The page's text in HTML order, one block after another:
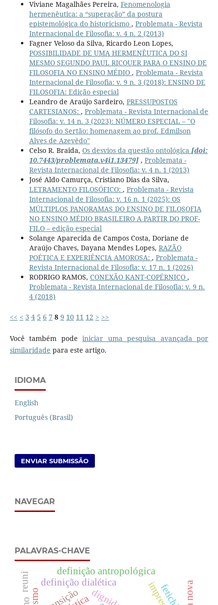
Viviane Magalhães Pereira, Fenomenologia
hermenêutica: a “superação” da postura
epistemológica do historicismo , Problemata - Revista
Internacional de Filosofia: v. 4 n. 2 (2013)
Fagner Veloso da Silva, Ricardo Leon Lopes,
POSSIBILIDADE DE UMA HERMENÊUTICA DO SI
MESMO SEGUNDO PAUL RICOUER PARA O ENSINO DE
FILOSOFIA NO ENSINO MÉDIO , Problemata - Revista
Internacional de Filosofia: v. 9 n. 3 (2018): ENSINO DE
FILOSOFIA: Edição especial
Leandro de Araújo Sardeiro, PRESSUPOSTOS
CARTESIANOS: , Problemata - Revista Internacional de
Filosofia: v. 14 n. 3 (2023): NÚMERO ESPECIAL – "O
filósofo do Sertão: homenagem ao prof. Edmilson
Alves de Azevêdo"
Celso R. Braida, Os desvios da questão ontológica [doi:
10.7443/problemata.v4i1.13479], Problemata -
Revista Internacional de Filosofia: v. 4 n. 1 (2013)
José Aldo Camurça, Cristiano Dias da Silva,
LETRAMENTO FILOSÓFICO: , Problemata - Revista
Internacional de Filosofia: v. 16 n. 1 (2025): OS
MÚLTIPLOS PANORAMAS DO ENSINO DE FILOSOFIA
NO ENSINO MÉDIO BRASILEIRO A PARTIR DO PROF-
FILO – edição especial
Solange Aparecida de Campos Costa, Doriane de
Araújo Chaves, Dayana Mendes Lopes, RAZÃO
POÉTICA E EXPERIÊNCIA AMOROSA: , Problemata -
Revista Internacional de Filosofia: v. 17 n. 1 (2026)
RODRIGO RAMOS, CONEXÃO KANT-COPÉRNICO ,
Problemata - Revista Internacional de Filosofia: v. 9 n.
4 (2018)
<< < 3 4 5 6 7 8 9 10 11 12 > >>
Você também podeiniciar uma pesquisa avançada por
similaridade para este artigo.
IDIOMA
English
Português (Brasil)
ENVIAR SUBMISSÃO
NAVEGAR
PALAVRAS-CHAVE
definição dialética
definição antropológica
reuni